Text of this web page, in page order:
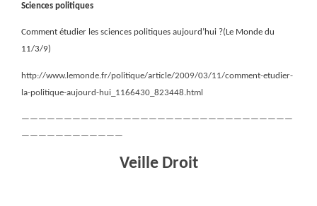
Sciences politiques
Comment étudier les sciences politiques aujourd’hui ?(Le Monde du
11/3/9)
http://www.lemonde.fr/politique/article/2009/03/11/comment-etudier-
la-politique-aujourd-hui_1166430_823448.html
————————————————————————————————
————————————
Veille Droit